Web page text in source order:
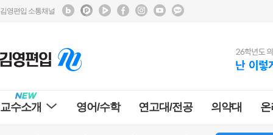
김영편입 소통채널
교수소개 영어/수학 연고대/전공 의약대